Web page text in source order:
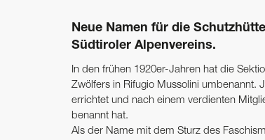
Neue Namen für die
Südtiroler Alpenvereins.
In den frühen 1920er-Jahren hat die
Zwölfers in Rifugio Mussolini umbenannt.
errichtet und nach einem verdienten
benannt hat.
Als der Name mit dem Sturz des